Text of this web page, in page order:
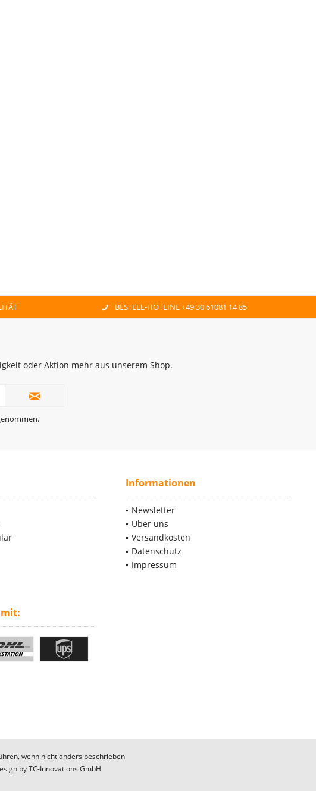
BESTELL-HOTLINE +49 30 61081 14 85
oder Aktion mehr aus unserem Shop.
Informationen
Newsletter
Über uns
Versandkosten
Datenschutz
Impressum
wenn nicht anders beschrieben
byTC-Innovations GmbH